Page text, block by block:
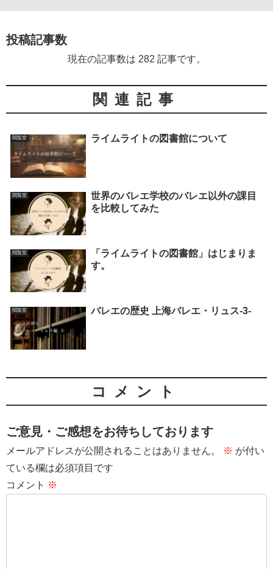
投稿記事数
現在の記事数は 282 記事です。
関連記事
閲覧室 ライムライトの図書館について
閲覧室
世界のバレエ学校のバレエ以外の課目
を比較してみた
閲覧室
「ライムライトの図書館」はじまりま
す。
閲覧室 バレエの歴史 上海バレエ・リュス-3-
コメント
ご意見・ご感想をお待ちしております
メールアドレスが公開されることはありません。 ※ が付い
ている欄は必須項目です
コメント ※